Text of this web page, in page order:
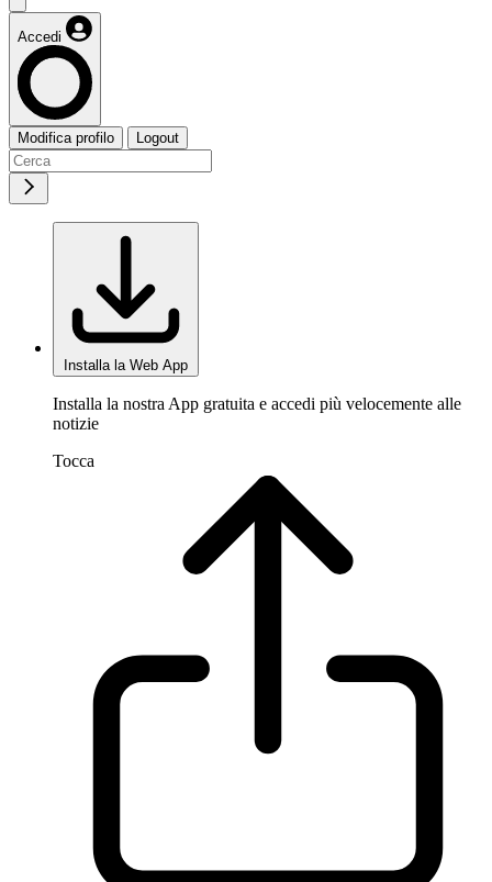
Accedi
Modifica profilo Logout
Installa la Web App
Installa la nostra App gratuita e accedi più velocemente alle
notizie
Tocca